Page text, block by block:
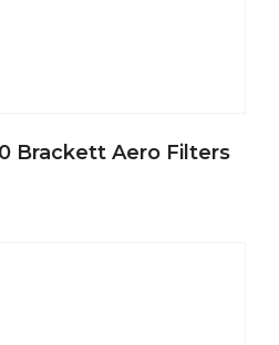
Brackett Aero Filters